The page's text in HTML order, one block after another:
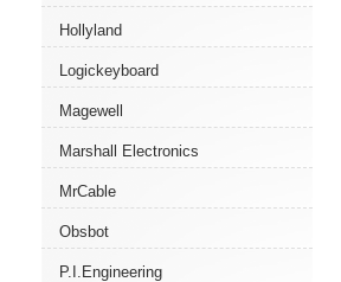
Hollyland
Logickeyboard
Magewell
Marshall Electronics
MrCable
Obsbot
P.I.Engineering